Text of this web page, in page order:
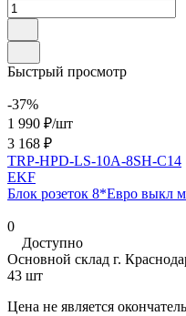
Быстрый просмотр
-37%
1 990 ₽/шт
3 168 ₽
TRP-HPD-LS-10A-8SH-C14
EKF
Блок розеток 8*Евро выкл
0
Доступно
Основной склад г.
43 шт
Цена не является